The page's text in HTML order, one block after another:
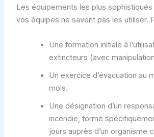
Les équipements les plus
vos équipes ne savent pas les utiliser.
Une formation initiale à
extincteurs (avec
Un exercice d’évacuation au
mois.
Une désignation d’un
incendie, formé
jours auprès d’un organisme